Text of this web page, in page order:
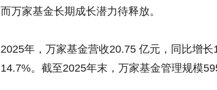
而万家基金长期成长潜力待释放。
2025年，万家基金营收20.75 亿元，同比增
14.7%。截至2025年末，万家基金管理规模